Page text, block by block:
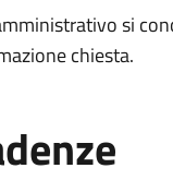
si
chiesta.